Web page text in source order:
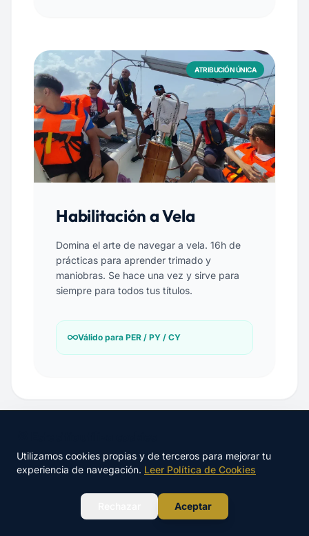
ATRIBUCIÓN ÚNICA
Habilitación a Vela
Domina el arte de navegar a vela. 16h de
prácticas para aprender trimado y
maniobras. Se hace una vez y sirve para
siempre para todos tus títulos.
Válido para PER / PY / CY
Nuestro Método de Éxito
Diseñado para personas con poco tiempo que
buscan un aprobado seguro.
Utilizamos cookies propias y de terceros para mejorar tu
experiencia de navegación. Leer Política de Cookies
Aceptar